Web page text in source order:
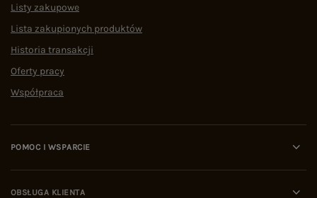
Listy zakupowe
Lista zakupionych produktów
Historia transakcji
Oferty pracy
Współpraca
POMOC I WSPARCIE
OBSŁUGA KLIENTA